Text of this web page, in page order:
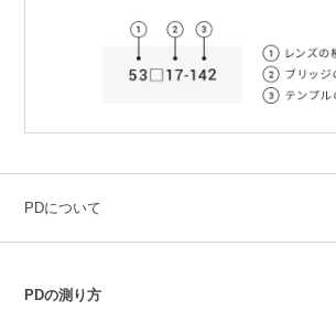
PDについて
PDの測り方